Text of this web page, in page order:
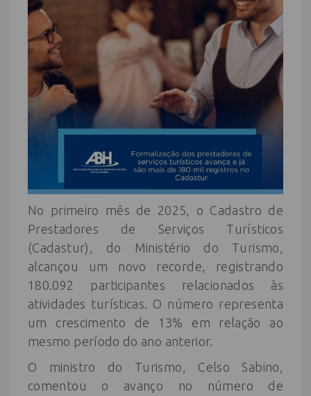
No primeiro mês de 2025, o Cadastro de
Prestadores de Serviços Turísticos
(Cadastur), do Ministério do Turismo,
alcançou um novo recorde, registrando
180.092 participantes relacionados às
atividades turísticas. O número representa
um crescimento de 13% em relação ao
mesmo período do ano anterior.
O ministro do Turismo, Celso Sabino,
comentou o avanço no número de